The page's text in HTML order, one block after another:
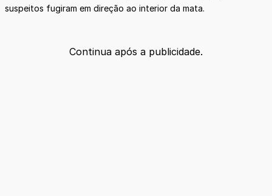
suspeitos fugiram em direção ao interior da mata.
Continua após a publicidade.